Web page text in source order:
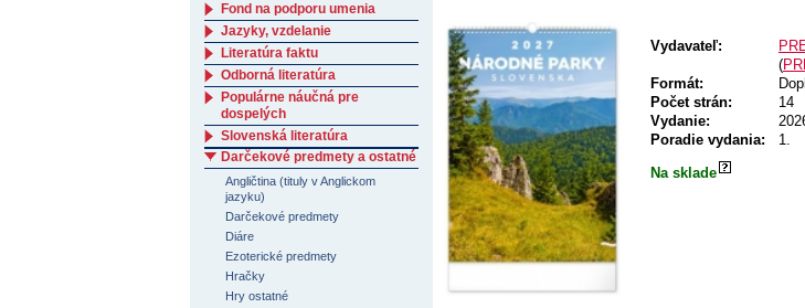
Vydavateľ:
(
Formát:
Počet strán:
14
Vydanie:
Poradie vydania:
1.
Na sklade
Fond na podporu umenia
Jazyky, vzdelanie
Literatúra faktu
Odborná literatúra
Populárne náučná pre
dospelých
Slovenská literatúra
Darčekové predmety a ostatné
Angličtina (tituly v Anglickom
jazyku)
Darčekové predmety
Diáre
Ezoterické predmety
Hračky
Hry ostatné